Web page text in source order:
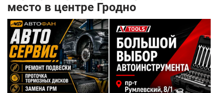
место в центре Гродно